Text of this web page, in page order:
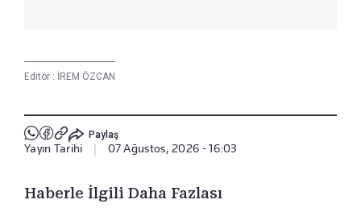
Editör : İREM ÖZCAN
Paylaş
Yayın Tarihi 07 Ağustos, 2026 - 16:03
Haberle İlgili Daha Fazlası